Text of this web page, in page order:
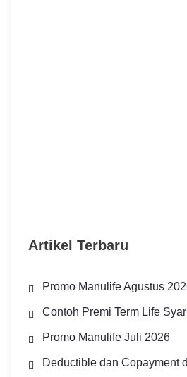
Artikel Terbaru
Promo Manulife Agustus
Contoh Premi Term Life
Promo Manulife Juli 2026
Deductible dan Copayment